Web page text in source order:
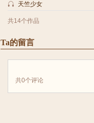
天竺少女
共14个作品
Ta的留言
共0个评论